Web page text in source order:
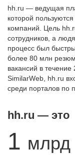
hh.ru — ведущая
которой
компаний. Цель
сотрудников, а
процесс был
более 80 млн
вакансий в
SimilarWeb, hh.ru
среди порталов по
hh.ru — это
1 млрд